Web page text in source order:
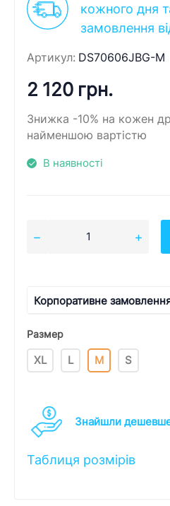
кожного дня
замовлення
Артикул: DS70606JBG-M
2 120 грн.
Знижка -10% на кожен
найменшою вартістю
В наявності
Корпоративне
Размер
XL L M S
Знайшли
Таблиця розмірів